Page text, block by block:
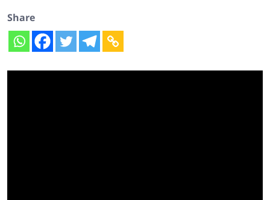
Share